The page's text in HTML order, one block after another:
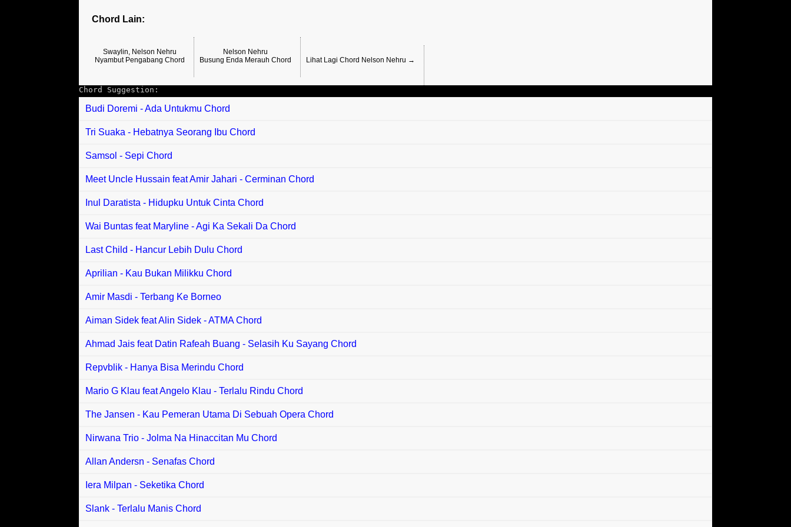
Chord Lain:
Swaylin, Nelson Nehru
Nyambut Pengabang Chord
Nelson Nehru
Busung Enda Merauh Chord
Lihat Lagi Chord Nelson Nehru →
Chord Suggestion:
Budi Doremi - Ada Untukmu Chord
Tri Suaka - Hebatnya Seorang Ibu Chord
Samsol - Sepi Chord
Meet Uncle Hussain feat Amir Jahari - Cerminan Chord
Inul Daratista - Hidupku Untuk Cinta Chord
Wai Buntas feat Maryline - Agi Ka Sekali Da Chord
Last Child - Hancur Lebih Dulu Chord
Aprilian - Kau Bukan Milikku Chord
Amir Masdi - Terbang Ke Borneo
Aiman Sidek feat Alin Sidek - ATMA Chord
Ahmad Jais feat Datin Rafeah Buang - Selasih Ku Sayang Chord
Repvblik - Hanya Bisa Merindu Chord
Mario G Klau feat Angelo Klau - Terlalu Rindu Chord
The Jansen - Kau Pemeran Utama Di Sebuah Opera Chord
Nirwana Trio - Jolma Na Hinaccitan Mu Chord
Allan Andersn - Senafas Chord
Iera Milpan - Seketika Chord
Slank - Terlalu Manis Chord